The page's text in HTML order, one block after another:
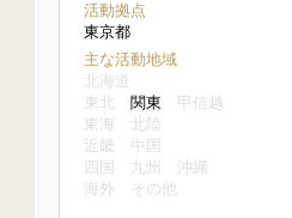
活動拠点
東京都
主な活動地域
北海道
東北 関東 甲信越
東海
北陸
近畿
中国
四国
九州
沖縄
海外
その他